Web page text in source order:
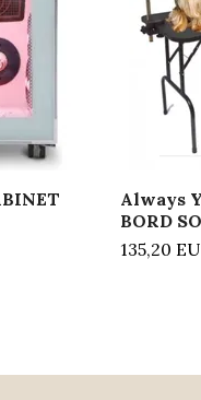
Always
BORD
135,20